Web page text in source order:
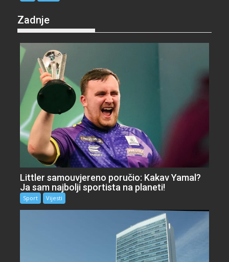
Zadnje
Littler samouvjereno poručio: Kakav Yamal?
Ja sam najbolji sportista na planeti!
Sport Vijesti